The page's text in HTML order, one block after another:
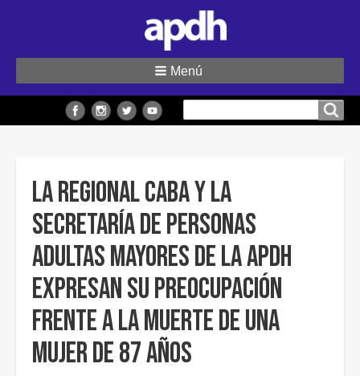
sitio
Menú
La regional CABA y la
Secretaría de Personas
Adultas Mayores de la APDH
expresan su preocupación
frente a la muerte de una
mujer de 87 años